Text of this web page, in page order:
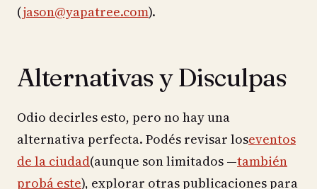
(jason@yapatree.com).
Alternativas y Disculpas
Odio decirles esto, pero no hay una
alternativa perfecta. Podés revisar loseventos
de la ciudad(aunque son limitados —también
probá este), explorar otras publicaciones para